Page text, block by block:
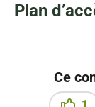
Plan
Ce